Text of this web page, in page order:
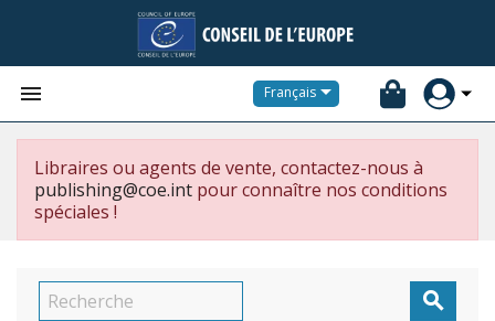
 Français
Libraires ou agents de vente, contactez-nous à
publishing@coe.int pour connaître nos conditions
spéciales !
